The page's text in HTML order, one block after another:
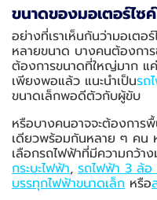
ขนาดของมอเตอร์ไซ
อย่างที่เราเห็นกันว่ามอเตอ
หลายขนาด บางคนต้องกา
ต้องการขนาดที่ใหญ่มาก แ
เพียงพอแล้ว แนะนำเป็นรถ
ขนาดเล็กพอดีตัวกับผู้ขับ
หรือบางคนอาจจะต้องการ
เดียวพร้อมกันหลาย ๆ คน
เลือกรถไฟฟ้าที่มีความกว้า
กระบะไฟฟ้า, รถไฟฟ้า 3 ล้อ
บรรทุกไฟฟ้าขนาดเล็ก หรือ